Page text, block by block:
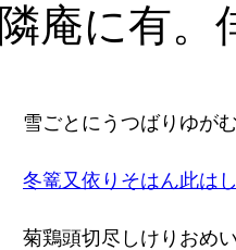
隣庵に有。
雪ごとにうつばりゆが
冬篭又依りそはん此は
菊鶏頭切尽しけりおめ